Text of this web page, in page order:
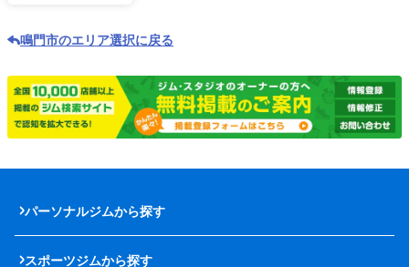
鳴門市のエリア選択に戻る
パーソナルジムから探す
スポーツジムから探す